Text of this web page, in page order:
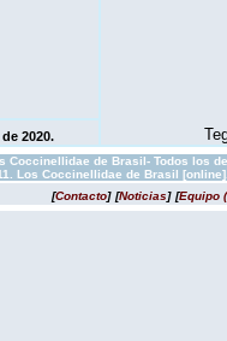
2020.
Coccinellidae de Brasil- Todos los
Los Coccinellidae de Brasil
[Contacto] [Noticias] [Equipo